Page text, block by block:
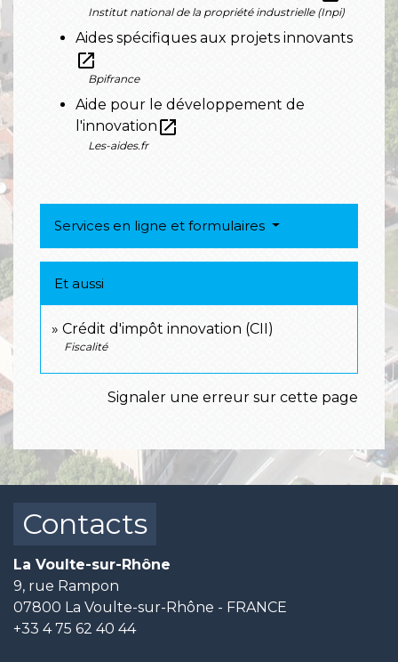
Institut national de la propriété industrielle (Inpi)
Aides spécifiques aux projets innovants
open_in_new
Bpifrance
Aide pour le développement de
l'innovation open_in_new
Les-aides.fr
Services en ligne et formulaires
Et aussi
Crédit d'impôt innovation (CII)
Fiscalité
Signaler une erreur sur cette page
Contacts
La Voulte-sur-Rhône
9, rue Rampon
07800 La Voulte-sur-Rhône - FRANCE
+33 4 75 62 40 44